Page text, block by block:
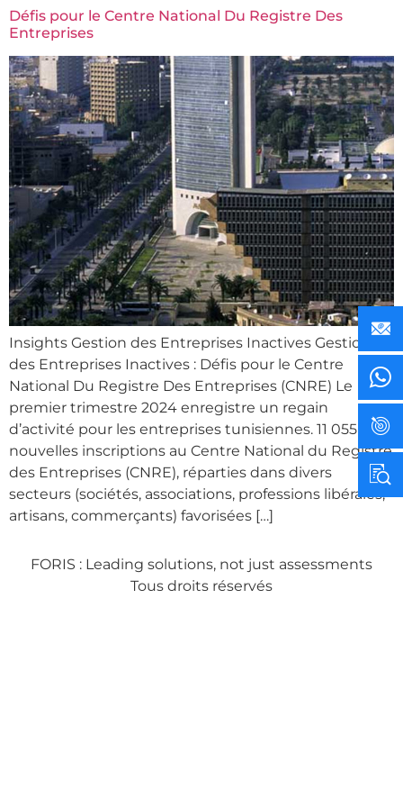
Défis pour le Centre National Du Registre Des
Entreprises
Insights Gestion des Entreprises Inactives Gestion
des Entreprises Inactives : Défis pour le Centre
National Du Registre Des Entreprises (CNRE) Le
premier trimestre 2024 enregistre un regain
d’activité pour les entreprises tunisiennes. 11 055
nouvelles inscriptions au Centre National du Registre
des Entreprises (CNRE), réparties dans divers
secteurs (sociétés, associations, professions libérales,
artisans, commerçants) favorisées […]
FORIS : Leading solutions, not just assessments
Tous droits réservés